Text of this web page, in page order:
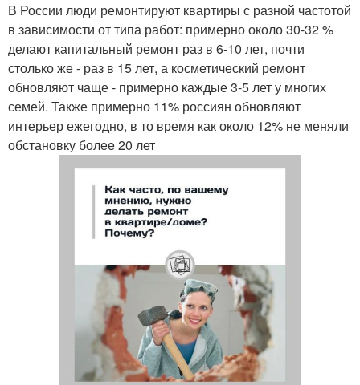
В России люди ремонтируют квартиры с разной частотой
в зависимости от типа работ: примерно около 30-32 %
делают капитальный ремонт раз в 6-10 лет, почти
столько же - раз в 15 лет, а косметический ремонт
обновляют чаще - примерно каждые 3-5 лет у многих
семей. Также примерно 11% россиян обновляют
интерьер ежегодно, в то время как около 12% не меняли
обстановку более 20 лет